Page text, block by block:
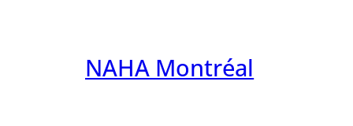
NAHA Montréal